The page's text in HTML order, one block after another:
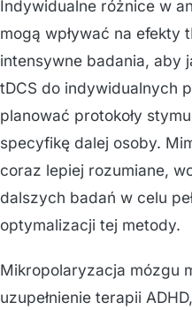
Indywidualne różnice w
mogą wpływać na efekty
intensywne badania, aby
tDCS do indywidualnych
planować protokoły
specyfikę dalej osoby.
coraz lepiej rozumiane,
dalszych badań w celu
optymalizacji tej metody.
Mikropolaryzacja mózgu
uzupełnienie terapii